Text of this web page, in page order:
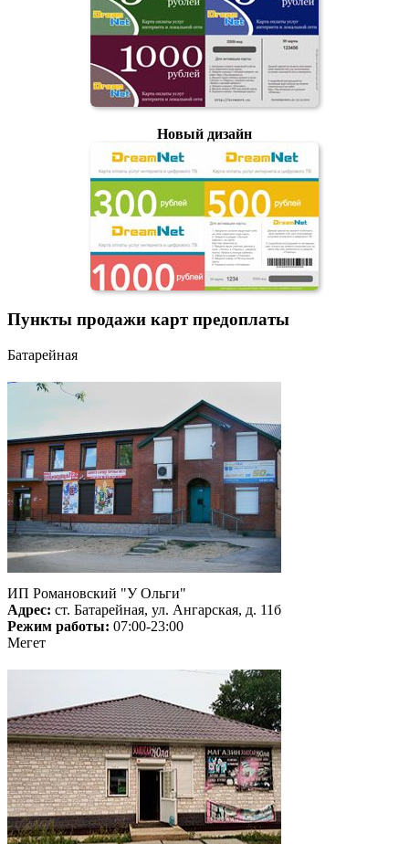
Новый дизайн
Пункты продажи карт предоплаты
Батарейная
ИП Романовский "У Ольги"
Адрес: ст. Батарейная, ул. Ангарская, д. 11б
Режим работы: 07:00-23:00
Мегет